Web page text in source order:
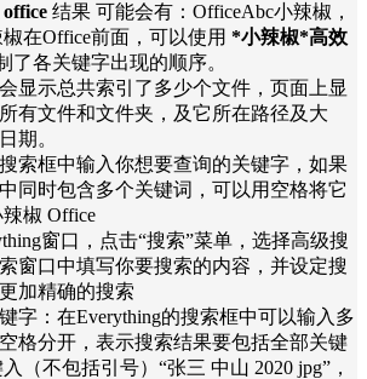
结果 可能会有：OfficeAbc小辣椒，
在Office前面，可以使用 *小辣椒*高效
了各关键字出现的顺序。
显示总共索引了多少个文件，页面上显
有文件和文件夹，及它所在路径及大
期。
索框中输入你想要查询的关键字，如果
同时包含多个关键词，可以用空格将它
椒 Office
窗口，点击“搜索”菜单，选择高级搜
窗口中填写你要搜索的内容，并设定搜
加精确的搜索
字：在Everything的搜索框中可以输入多
格分开，表示搜索结果要包括全部关键
（不包括引号）“张三 中山 2020 jpg”，